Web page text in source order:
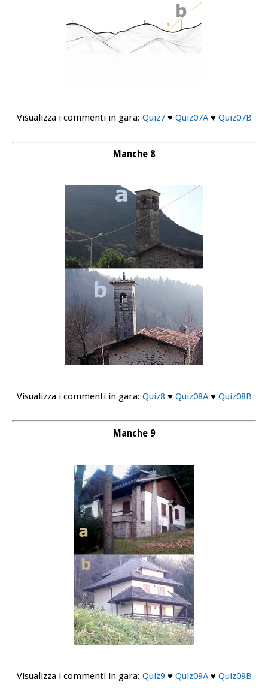
Visualizza i commenti in gara: Quiz7♥ Quiz07A♥ Quiz07B
Manche 8
Visualizza i commenti in gara: Quiz8 ♥ Quiz08A♥ Quiz08B
Manche 9
Visualizza i commenti in gara: Quiz9 ♥ Quiz09A♥ Quiz09B